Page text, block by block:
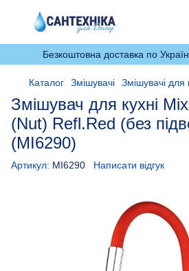
Безкоштовна доставка по
Каталог Змішувачі Змішувачі для
Змішувач для кухні
(Nut) Refl.Red (без
(MI6290)
Артикул: MI6290 Написати відгук